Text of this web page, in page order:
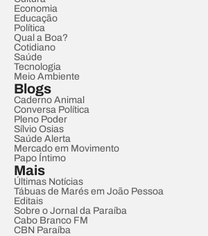
Economia
Educação
Política
Qual a Boa?
Cotidiano
Saúde
Tecnologia
Meio Ambiente
Blogs
Caderno Animal
Conversa Política
Pleno Poder
Sílvio Osias
Saúde Alerta
Mercado em Movimento
Papo Íntimo
Mais
Últimas Notícias
Tábuas de Marés em João Pessoa
Editais
Sobre o Jornal da Paraíba
Cabo Branco FM
CBN Paraíba